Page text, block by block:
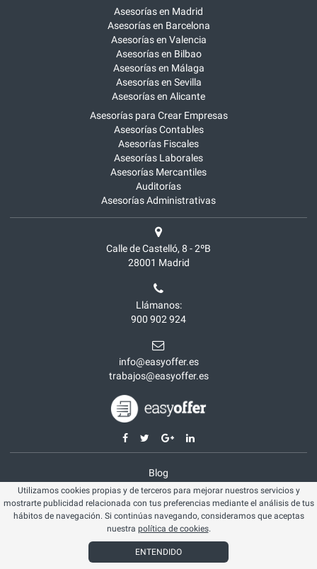
Asesorías en Madrid
Asesorías en Barcelona
Asesorías en Valencia
Asesorías en Bilbao
Asesorías en Málaga
Asesorías en Sevilla
Asesorías en Alicante
Asesorías para Crear Empresas
Asesorías Contables
Asesorías Fiscales
Asesorías Laborales
Asesorías Mercantiles
Auditorías
Asesorías Administrativas
Calle de Castelló, 8 - 2ºB
28001 Madrid
Llámanos:
900 902 924
info@easyoffer.es
trabajos@easyoffer.es
Blog
Opiniones
Aviso legal
Política cookies
© Easyoffer 2026. Todos los derechos reservados
Utilizamos cookies propias y de terceros para mejorar nuestros servicios y
mostrarte publicidad relacionada con tus preferencias mediante el análisis de tus
hábitos de navegación. Si continúas navegando, consideramos que aceptas
nuestra política de cookies.
ENTENDIDO